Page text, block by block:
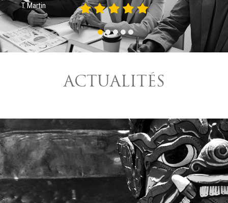
T. Martin
ACTUALITÉS